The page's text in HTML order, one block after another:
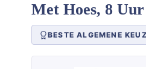
Met Hoes, 8
BESTE ALGEMENE